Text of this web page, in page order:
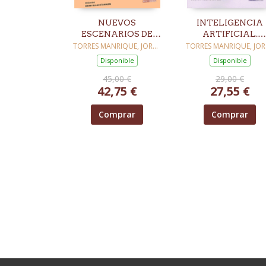
NUEVOS
ESCENARIOS DE
LOS DERECHOS
FUNDAMENTALES
TORRES MANRIQUE, JORDE
ISAAC
Disponible
45,00 €
42,75 €
Comprar
INTELIGENCIA
ARTIFICIAL.
OMNIPRESENCIA,
NUEVAS
TENDENCIAS E
TORRES MANRIQUE,
ISAAC
Disponible
29,00 €
27,55 €
Comprar